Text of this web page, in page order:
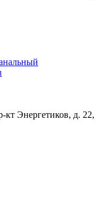
кт Энергетиков, д.